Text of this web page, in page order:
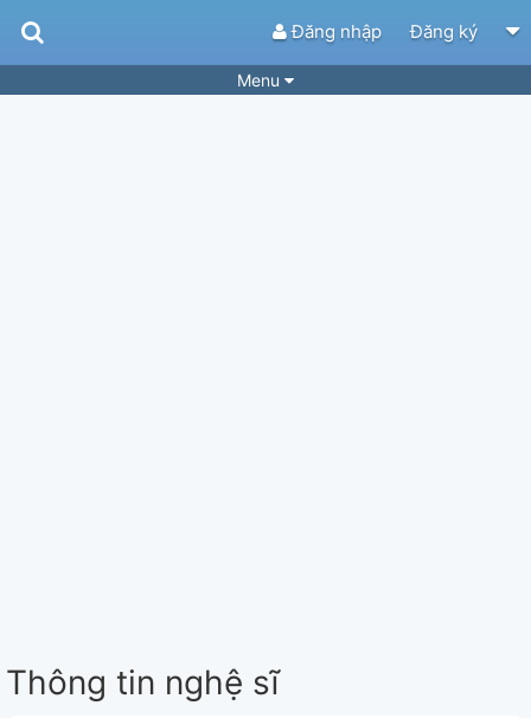
Đăng nhập Đăng ký
Menu
Thông tin nghệ sĩ